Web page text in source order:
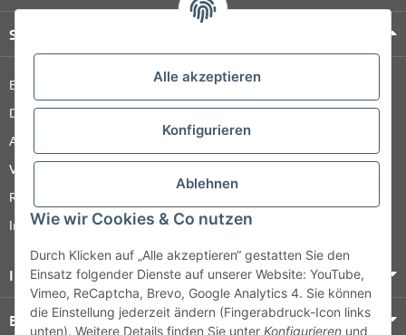
Alle akzeptieren
Konfigurieren
Ablehnen
Wie wir Cookies & Co nutzen
Durch Klicken auf „Alle akzeptieren“ gestatten Sie den
Einsatz folgender Dienste auf unserer Website: YouTube,
Vimeo, ReCaptcha, Brevo, Google Analytics 4. Sie können
die Einstellung jederzeit ändern (Fingerabdruck-Icon links
unten). Weitere Details finden Sie unter Konfigurieren und
Shop Service
Barrierefreiheitserklärung
Datenschutz
AGB
Versandinformationen
Retour
Impressum
Informationen
Bezahlung & Versand